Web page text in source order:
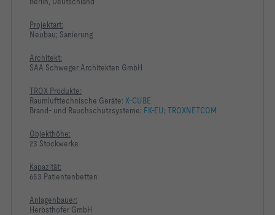
Projektart:
Neubau; Sanierung
Architekt:
SAA Schweger Architekten GmbH
TROX Produkte:
Raumlufttechnische Geräte: X-CUBE
Brand- und Rauchschutzsysteme: FK-EU; TROXNETCOM
Objekthöhe:
23 Stockwerke
Kapazität:
653 Patientenbetten
Anlagenbauer:
Herbsthofer GmbH